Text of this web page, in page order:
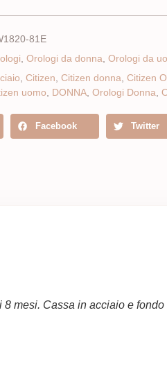
81E
Orologi da donna Orologi da
Citizen Citizen donna Citizen
uomo
DONNA Orologi Donna
Facebook Twitter
mesi. Cassa in acciaio e